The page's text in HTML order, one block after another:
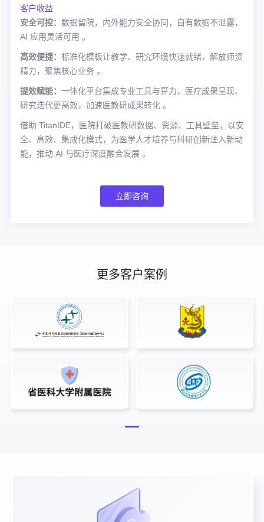
客户收益
安全可控： 数据留院，内外能力安全协同，自有数据不泄露，
AI 应用灵活可用 。
高效便捷： 标准化模板让教学、研究环境快速就绪，解放师资
精力，聚焦核心业务 。
提效赋能： 一体化平台集成专业工具与算力，医疗成果呈现、
研究迭代更高效，加速医教研成果转化 。
借助 TitanIDE，医院打破医教研数据、资源、工具壁垒，以安
全、高效、集成化模式，为医学人才培养与科研创新注入新动
能，推动 AI 与医疗深度融合发展 。
立即咨询
更多客户案例